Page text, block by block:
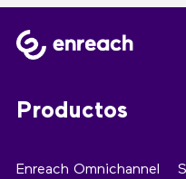
Productos
Enreach Omnichannel